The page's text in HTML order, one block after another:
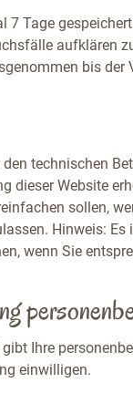
7 Tage
aufklären
bis
technischen
dieser Website
sollen,
Hinweis:
wenn Sie
Ihre
einwilligen.